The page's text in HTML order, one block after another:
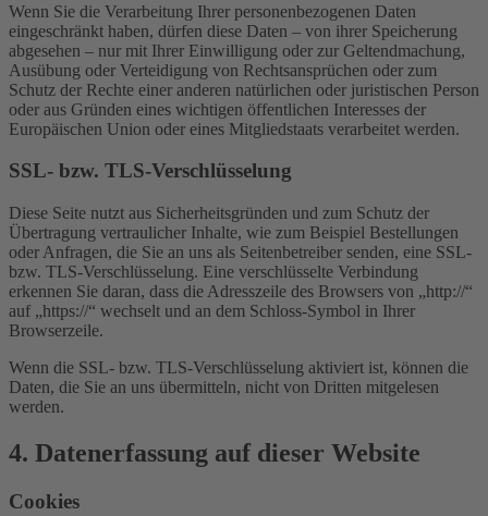
Wenn Sie die Verarbeitung Ihrer personenbezogenen Daten
eingeschränkt haben, dürfen diese Daten – von ihrer Speicherung
abgesehen – nur mit Ihrer Einwilligung oder zur Geltendmachung,
Ausübung oder Verteidigung von Rechtsansprüchen oder zum
Schutz der Rechte einer anderen natürlichen oder juristischen Person
oder aus Gründen eines wichtigen öffentlichen Interesses der
Europäischen Union oder eines Mitgliedstaats verarbeitet werden.
SSL- bzw. TLS-Verschlüsselung
Diese Seite nutzt aus Sicherheitsgründen und zum Schutz der
Übertragung vertraulicher Inhalte, wie zum Beispiel Bestellungen
oder Anfragen, die Sie an uns als Seitenbetreiber senden, eine SSL-
bzw. TLS-Verschlüsselung. Eine verschlüsselte Verbindung
erkennen Sie daran, dass die Adresszeile des Browsers von „http://“
auf „https://“ wechselt und an dem Schloss-Symbol in Ihrer
Browserzeile.
Wenn die SSL- bzw. TLS-Verschlüsselung aktiviert ist, können die
Daten, die Sie an uns übermitteln, nicht von Dritten mitgelesen
werden.
4. Datenerfassung auf dieser Website
Cookies